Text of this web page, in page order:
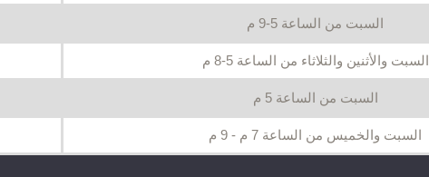
السبت من الساعة 5-9 م
السبت والأثنين والثلاثاء من الساعة 5-8 م
السبت من الساعة 5 م
السبت والخميس من الساعة 7 م - 9 م